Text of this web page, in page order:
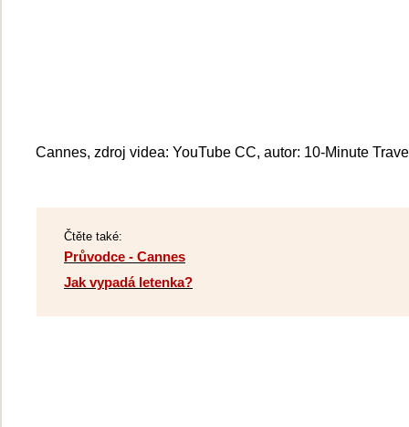
Cannes, zdroj videa: YouTube CC, autor: 10-Minute
Čtěte také:
Průvodce - Cannes
Jak vypadá letenka?